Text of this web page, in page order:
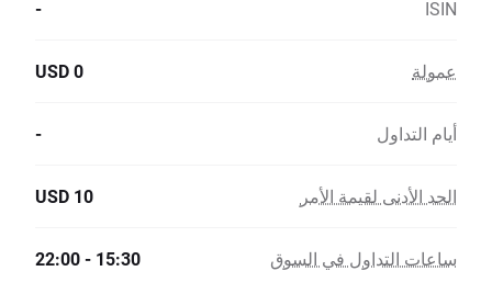
ISIN
-
عمولة 0 USD
أيام التداول -
الحد الأدنى لقيمة الأمر 10 USD
ساعات التداول في السوق 15:30 - 22:00